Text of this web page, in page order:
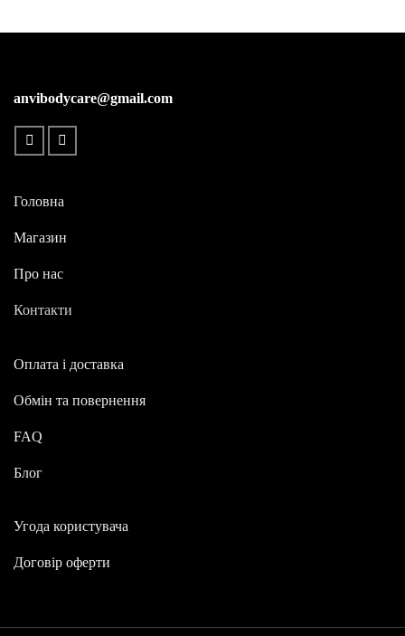
Головна
Магазин
Про нас
Контакти
Оплата і доставка
Обмін та повернення
FAQ
Блог
Угода користувача
Договір оферти
anvibodycare@gmail.com